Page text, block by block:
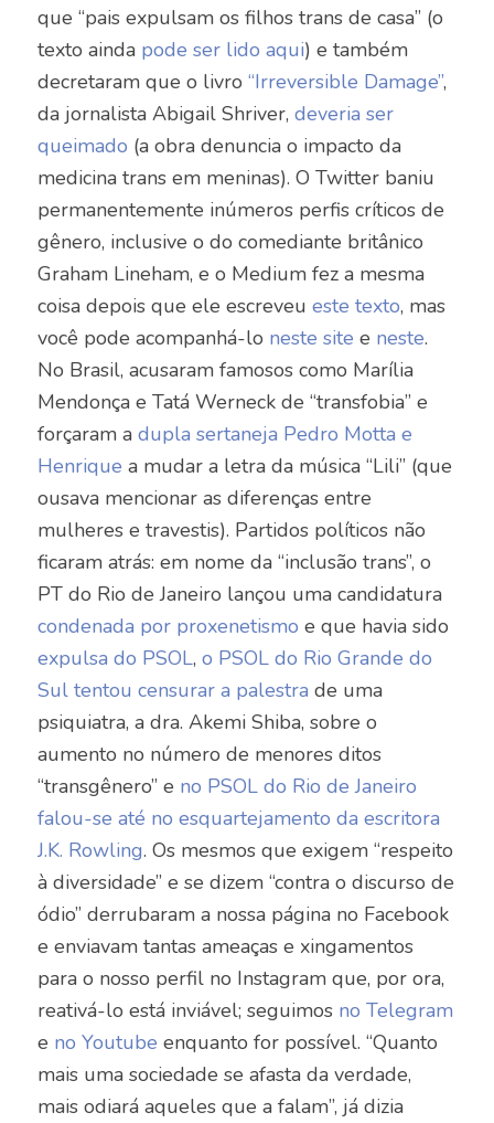
que “pais expulsam os filhos trans de casa” (o
texto ainda pode ser lido aqui) e também
decretaram que o livro “Irreversible Damage”,
da jornalista Abigail Shriver, deveria ser
queimado (a obra denuncia o impacto da
medicina trans em meninas). O Twitter baniu
permanentemente inúmeros perfis críticos de
gênero, inclusive o do comediante britânico
Graham Lineham, e o Medium fez a mesma
coisa depois que ele escreveu este texto, mas
você pode acompanhá-lo neste site e neste.
No Brasil, acusaram famosos como Marília
Mendonça e Tatá Werneck de “transfobia” e
forçaram a dupla sertaneja Pedro Motta e
Henrique a mudar a letra da música “Lili” (que
ousava mencionar as diferenças entre
mulheres e travestis). Partidos políticos não
ficaram atrás: em nome da “inclusão trans”, o
PT do Rio de Janeiro lançou uma candidatura
condenada por proxenetismo e que havia sido
expulsa do PSOL, o PSOL do Rio Grande do
Sul tentou censurar a palestra de uma
psiquiatra, a dra. Akemi Shiba, sobre o
aumento no número de menores ditos
“transgênero” e no PSOL do Rio de Janeiro
falou-se até no esquartejamento da escritora
J.K. Rowling. Os mesmos que exigem “respeito
à diversidade” e se dizem “contra o discurso de
ódio” derrubaram a nossa página no Facebook
e enviavam tantas ameaças e xingamentos
para o nosso perfil no Instagram que, por ora,
reativá-lo está inviável; seguimos no Telegram
e no Youtube enquanto for possível. “Quanto
mais uma sociedade se afasta da verdade,
mais odiará aqueles que a falam”, já dizia